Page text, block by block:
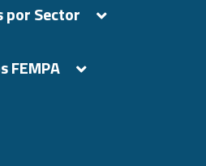
por Sector
FEMPA